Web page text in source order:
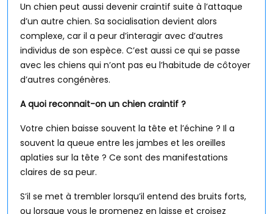
Un chien peut aussi devenir craintif suite à l’attaque
d’un autre chien. Sa socialisation devient alors
complexe, car il a peur d’interagir avec d’autres
individus de son espèce. C’est aussi ce qui se passe
avec les chiens qui n’ont pas eu l’habitude de côtoyer
d’autres congénères.
A quoi reconnait-on un chien craintif ?
Votre chien baisse souvent la tête et l’échine ? Il a
souvent la queue entre les jambes et les oreilles
aplaties sur la tête ? Ce sont des manifestations
claires de sa peur.
S’il se met à trembler lorsqu’il entend des bruits forts,
ou lorsque vous le promenez en laisse et croisez